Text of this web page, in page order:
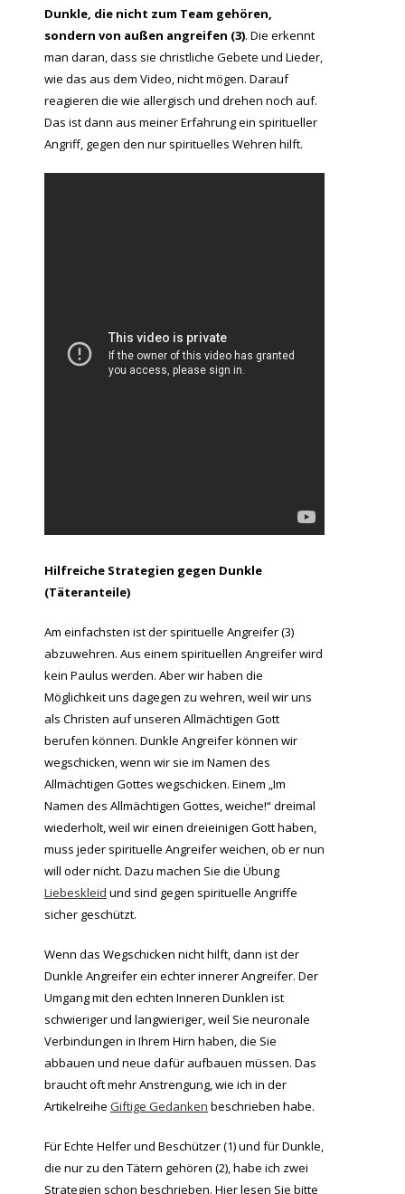
Dunkle, die nicht zum Team gehören,
sondern von außen angreifen (3). Die erkennt
man daran, dass sie christliche Gebete und Lieder,
wie das aus dem Video, nicht mögen. Darauf
reagieren die wie allergisch und drehen noch auf.
Das ist dann aus meiner Erfahrung ein spiritueller
Angriff, gegen den nur spirituelles Wehren hilft.
Hilfreiche Strategien gegen Dunkle
(Täteranteile)
Am einfachsten ist der spirituelle Angreifer (3)
abzuwehren. Aus einem spirituellen Angreifer wird
kein Paulus werden. Aber wir haben die
Möglichkeit uns dagegen zu wehren, weil wir uns
als Christen auf unseren Allmächtigen Gott
berufen können. Dunkle Angreifer können wir
wegschicken, wenn wir sie im Namen des
Allmächtigen Gottes wegschicken. Einem „Im
Namen des Allmächtigen Gottes, weiche!“ dreimal
wiederholt, weil wir einen dreieinigen Gott haben,
muss jeder spirituelle Angreifer weichen, ob er nun
will oder nicht. Dazu machen Sie die Übung
Liebeskleid und sind gegen spirituelle Angriffe
sicher geschützt.
Wenn das Wegschicken nicht hilft, dann ist der
Dunkle Angreifer ein echter innerer Angreifer. Der
Umgang mit den echten Inneren Dunklen ist
schwieriger und langwieriger, weil Sie neuronale
Verbindungen in Ihrem Hirn haben, die Sie
abbauen und neue dafür aufbauen müssen. Das
braucht oft mehr Anstrengung, wie ich in der
Artikelreihe Giftige Gedanken beschrieben habe.
Für Echte Helfer und Beschützer (1) und für Dunkle,
die nur zu den Tätern gehören (2), habe ich zwei
Strategien schon beschrieben. Hier lesen Sie bitte